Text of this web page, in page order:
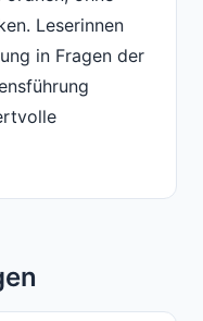
Leserinnen
in Fragen der